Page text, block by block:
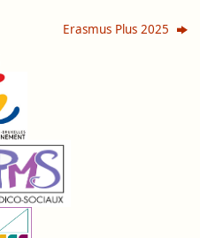
Erasmus Plus 2025